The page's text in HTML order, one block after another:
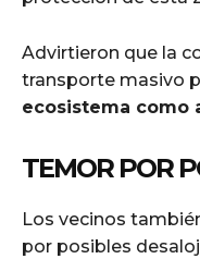
Advirtieron que la
transporte masivo
ecosistema como
TEMOR POR
Los vecinos
por posibles